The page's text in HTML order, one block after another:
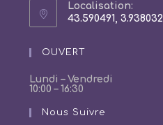
Localisation:
43.590491, 3.938032
un
nouvel
OUVERT
Lundi – Vendredi
10:00 – 16:30
Nous Suivre